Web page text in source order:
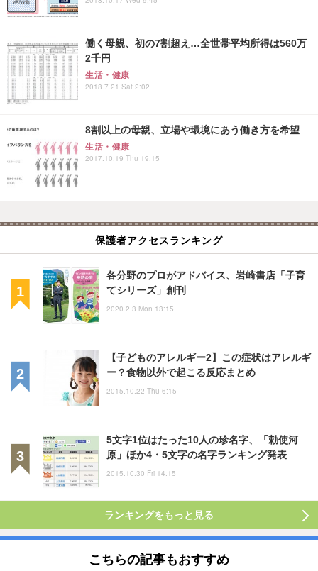
働く母親、初の7割超え…全世帯平均所得は560万
2千円
生活・健康
2018.7.21 Sat 2:02
8割以上の母親、立場や環境にあう働き方を希望
生活・健康
2017.10.19 Thu 19:15
保護者アクセスランキング
各分野のプロがアドバイス、岩崎書店「子育
てシリーズ」創刊
2020.2.3 Mon 13:15
【子どものアレルギー2】この症状はアレルギ
ー？食物以外で起こる反応まとめ
2015.10.22 Thu 6:15
5文字1位はたった10人の珍名字、「勅使河
原」ほか4・5文字の名字ランキング発表
2015.10.30 Fri 14:15
ランキングをもっと見る
こちらの記事もおすすめ